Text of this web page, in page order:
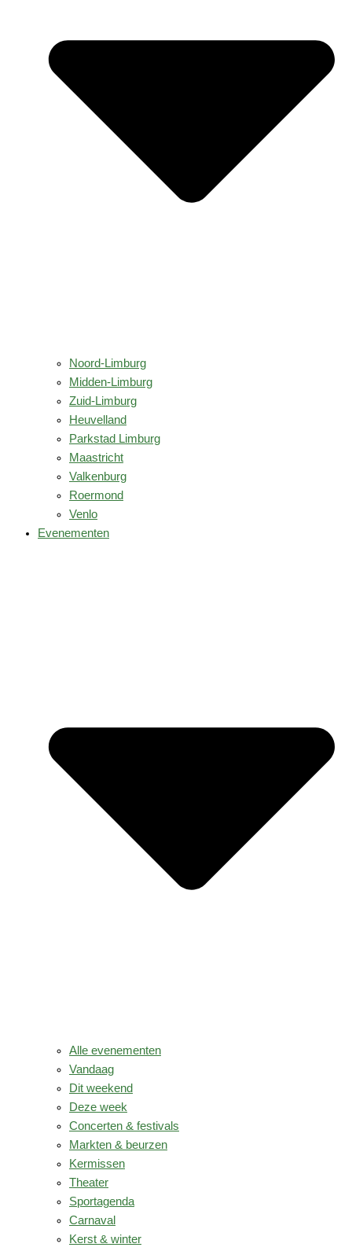
Noord-Limburg
Midden-Limburg
Zuid-Limburg
Heuvelland
Parkstad Limburg
Maastricht
Valkenburg
Roermond
Venlo
Evenementen
Alle evenementen
Vandaag
Dit weekend
Deze week
Concerten & festivals
Markten & beurzen
Kermissen
Theater
Sportagenda
Carnaval
Kerst & winter